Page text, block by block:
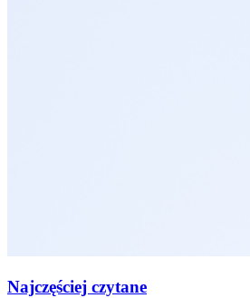
Najczęściej czytane